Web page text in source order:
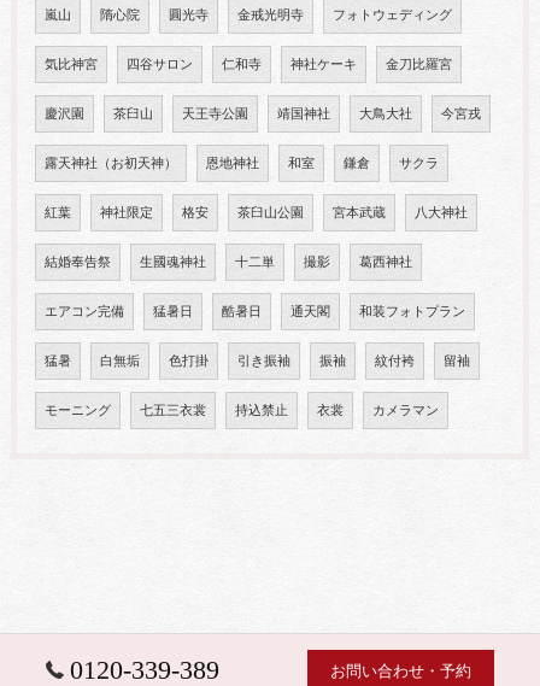
嵐山 隋心院 圓光寺 金戒光明寺 フォトウェディング
気比神宮 四谷サロン 仁和寺 神社ケーキ 金刀比羅宮
慶沢園 茶臼山 天王寺公園 靖国神社 大鳥大社 今宮戎
露天神社（お初天神） 恩地神社 和室 鎌倉 サクラ
紅葉 神社限定 格安 茶臼山公園 宮本武蔵 八大神社
結婚奉告祭 生國魂神社 十二単 撮影 葛西神社
エアコン完備 猛暑日 酷暑日 通天閣 和装フォトプラン
猛暑 白無垢 色打掛 引き振袖 振袖 紋付袴 留袖
モーニング 七五三衣裳 持込禁止 衣裳 カメラマン
0120-339-389 お問い合わせ・予約